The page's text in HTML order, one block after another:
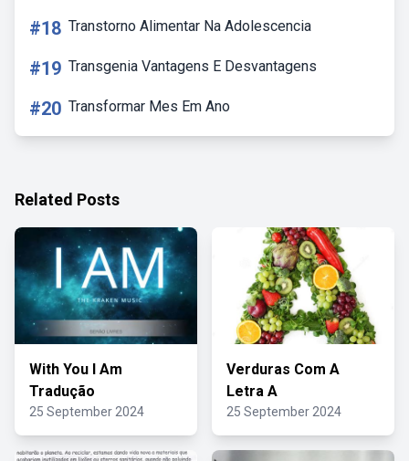
#18 Transtorno Alimentar Na Adolescencia
#19 Transgenia Vantagens E Desvantagens
#20 Transformar Mes Em Ano
Related Posts
With You I Am
Tradução
25 September 2024
Verduras Com A
Letra A
25 September 2024